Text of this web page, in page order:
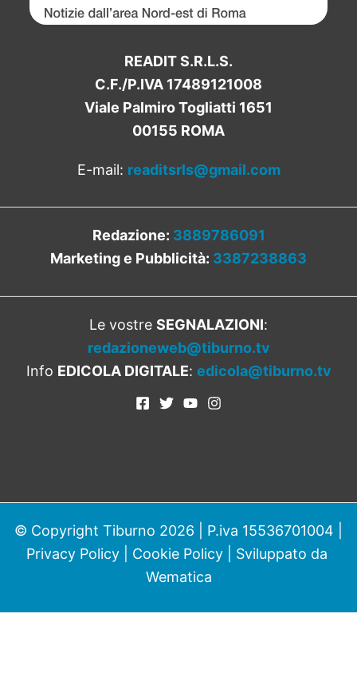
READIT S.R.L.S.
C.F./P.IVA 17489121008
Viale Palmiro Togliatti 1651
00155 ROMA
E-mail: readitsrls@gmail.com
Redazione: 3889786091
Marketing e Pubblicità: 3387238863
Le vostre SEGNALAZIONI:
redazioneweb@tiburno.tv
Info EDICOLA DIGITALE: edicola@tiburno.tv
© Copyright Tiburno 2026 | P.iva 15536701004 |
Privacy Policy| Cookie Policy| Sviluppato da
Wematica